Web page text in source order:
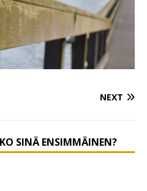
NEXT
SINÄ ENSIMMÄINEN?